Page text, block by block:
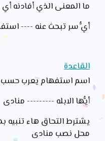
ما المعنى الذي أفادنه
أيُّ سر تبحث عنه ----
القاعدة
اسم استفهام يعرب حسب
أيُّها الابله --------- منادى
يشترط التحاق هاء
محل نصب منادى